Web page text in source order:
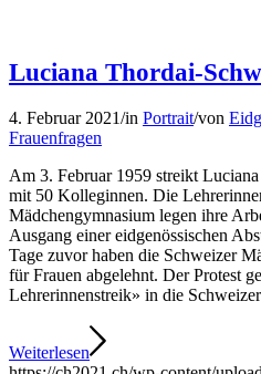
Luciana Thordai-
4. Februar 2021/in Portrait/von
Frauenfragen
Am 3. Februar 1959 streikt
mit 50 Kolleginnen. Die
Mädchengymnasium legen ihre
Ausgang einer eidgenössischen
Tage zuvor haben die Schweizer
für Frauen abgelehnt. Der Protest
Lehrerinnenstreik» in die
Weiterlesen